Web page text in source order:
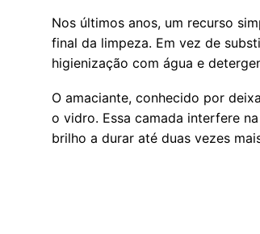
Nos últimos anos, um recurso
final da limpeza. Em vez de
higienização com água e
O amaciante, conhecido por
o vidro. Essa camada interfere
brilho a durar até duas vezes